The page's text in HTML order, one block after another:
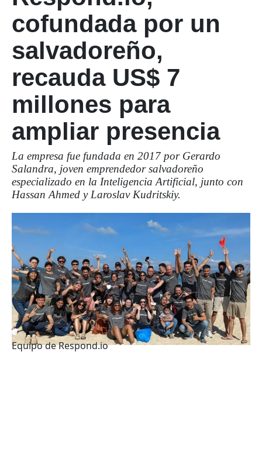
cofundada por un
salvadoreño,
recauda US$ 7
millones para
ampliar presencia
La empresa fue fundada en 2017 por Gerardo
Salandra, joven emprendedor salvadoreño
especializado en la Inteligencia Artificial, junto con
Hassan Ahmed y Laroslav Kudritskiy.
Equipo de Respond.io